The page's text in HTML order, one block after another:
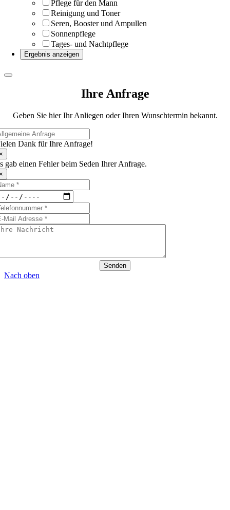
Pflege für den Mann
Reinigung und Toner
Seren, Booster und Ampullen
Sonnenpflege
Tages- und Nachtpflege
Ihre Anfrage
Geben Sie hier Ihr Anliegen oder Ihren Wunschtermin bekannt.
Dank für Ihre Anfrage!
gab einen Fehler beim Seden Ihrer Anfrage.
Senden
Nach oben